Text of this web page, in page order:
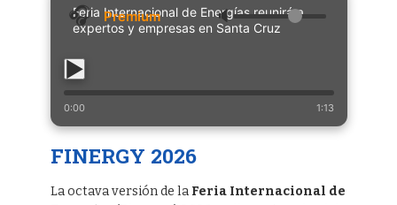
Feria Internacional de Energías reunirá a
expertos y empresas en Santa Cruz
🔈
0:00 1:13
FINERGY 2026
La octava versión de la Feria Internacional de